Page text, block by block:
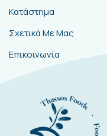
Κατάστημα
Σχετικά Με Μας
Επικοινωνία